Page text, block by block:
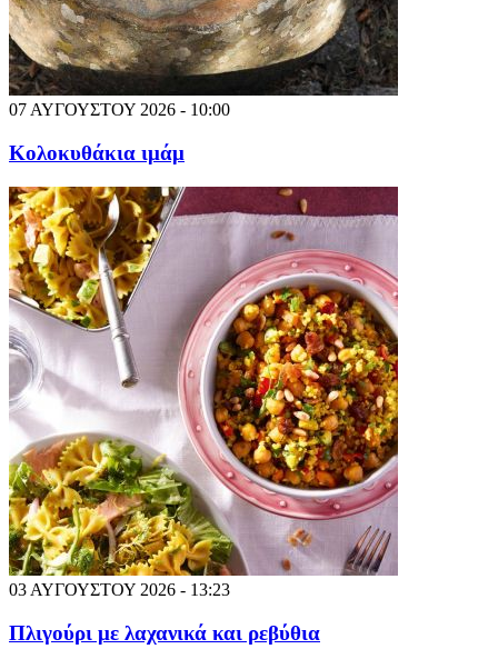
07 ΑΥΓΟΥΣΤΟΥ 2026 - 10:00
Κολοκυθάκια ιμάμ
03 ΑΥΓΟΥΣΤΟΥ 2026 - 13:23
Πλιγούρι με λαχανικά και ρεβύθια